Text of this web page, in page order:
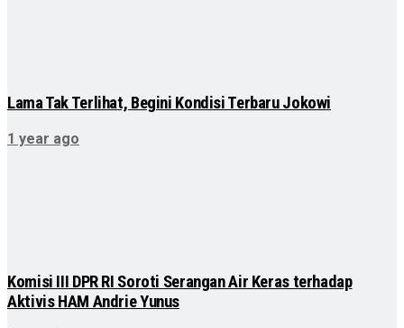
Lama Tak Terlihat, Begini Kondisi Terbaru Jokowi
1 year ago
Komisi III DPR RI Soroti Serangan Air Keras terhadap
Aktivis HAM Andrie Yunus